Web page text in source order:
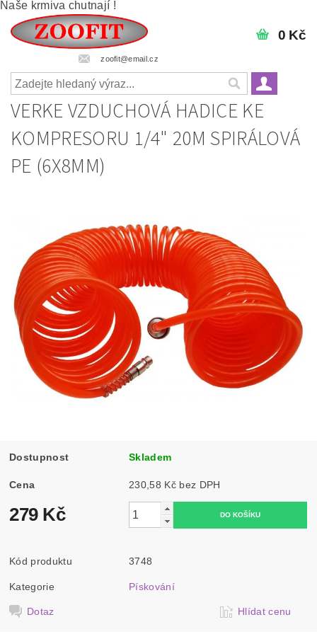
Naše krmiva chutnají !
zoofit@email.cz
0 Kč
VERKE VZDUCHOVÁ HADICE KE
KOMPRESORU 1/4" 20M SPIRÁLOVÁ
PE (6X8MM)
Dostupnost Skladem
Cena 230,58 Kč bez DPH
279 Kč
Kód produktu 3748
Kategorie Pískování
Dotaz Hlídat cenu